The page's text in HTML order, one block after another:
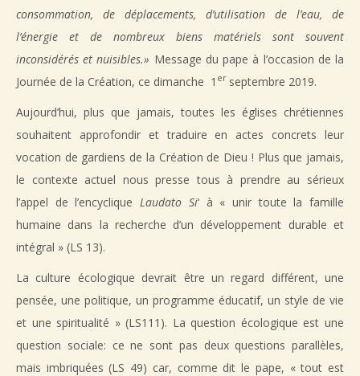
consommation, de déplacements, d’utilisation de l’eau, de
l’énergie et de nombreux biens matériels sont souvent
inconsidérés et nuisibles.» Message du pape à l’occasion de la
Journée de la Création, ce dimanche 1 erseptembre 2019.
Aujourd’hui, plus que jamais, toutes les églises chrétiennes
souhaitent approfondir et traduire en actes concrets leur
vocation de gardiens de la Création de Dieu ! Plus que jamais,
le contexte actuel nous presse tous à prendre au sérieux
l’appel de l’encyclique Laudato Si‘ à « unir toute la famille
humaine dans la recherche d’un développement durable et
intégral » (LS 13).
La culture écologique devrait être un regard différent, une
pensée, une politique, un programme éducatif, un style de vie
et une spiritualité » (LS111). La question écologique est une
question sociale: ce ne sont pas deux questions parallèles,
mais imbriquées (LS 49) car, comme dit le pape, « tout est